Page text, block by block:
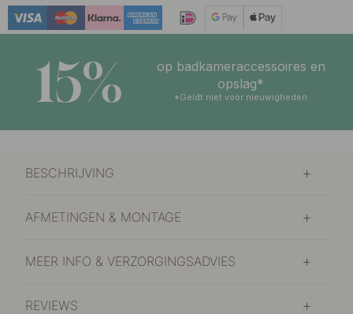
15%
op badkameraccessoires en
opslag*
*Geldt niet voor nieuwigheden
BESCHRIJVING
AFMETINGEN & MONTAGE
MEER INFO & VERZORGINGSADVIES
REVIEWS